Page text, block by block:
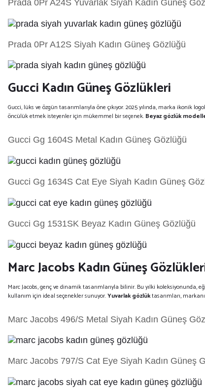
Prada 0Pr A24S Yuvarlak Siyah Kadın Güneş
Prada 0Pr A12S Siyah Kadın Güneş Gözlüğü
Gucci Kadın Güneş Gözlükleri
Gucci, lüks ve özgün tasarımlarıyla öne çıkıyor. 2025 yılında, marka ikonik
öncülük etmek isteyenler için mükemmel bir seçenek. Beyaz gözlük
Gucci Gg 1604S Metal Kadın Güneş Gözlüğü
Gucci Gg 1634S Cat Eye Siyah Kadın Güneş
Gucci Gg 1531SK Beyaz Kadın Güneş Gözlüğü
Marc Jacobs Kadın Güneş
Marc Jacobs, genç ve dinamik tasarımlarıyla bilinir. Bu yılki koleksiyonunda,
kullanım için ideal seçenekler sunuyor.Yuvarlak gözlüktasarımları,
Marc Jacobs 496/S Metal Siyah Kadın Güneş
Marc Jacobs 797/S Cat Eye Siyah Kadın Güneş